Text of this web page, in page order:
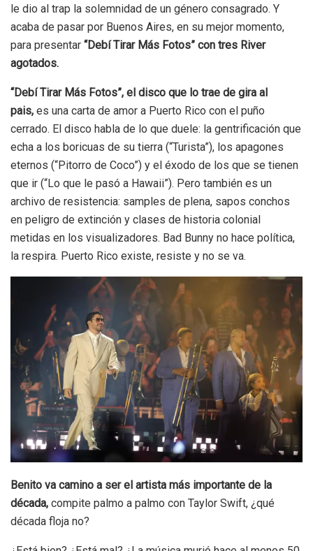
le dio al trap la solemnidad de un género consagrado. Y
acaba de pasar por Buenos Aires, en su mejor momento,
para presentar “Debí Tirar Más Fotos” con tres River
agotados.
“Debí Tirar Más Fotos”, el disco que lo trae de gira al
pais, es una carta de amor a Puerto Rico con el puño
cerrado. El disco habla de lo que duele: la gentrificación que
echa a los boricuas de su tierra (“Turista”), los apagones
eternos (“Pitorro de Coco”) y el éxodo de los que se tienen
que ir (“Lo que le pasó a Hawaii”). Pero también es un
archivo de resistencia: samples de plena, sapos conchos
en peligro de extinción y clases de historia colonial
metidas en los visualizadores. Bad Bunny no hace política,
la respira. Puerto Rico existe, resiste y no se va.
Benito va camino a ser el artista más importante de la
década, compite palmo a palmo con Taylor Swift, ¿qué
década floja no?